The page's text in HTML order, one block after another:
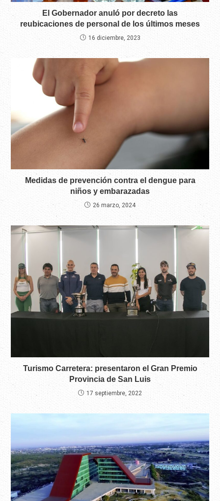
El Gobernador anuló por decreto las
reubicaciones de personal de los últimos meses
16 diciembre, 2023
Medidas de prevención contra el dengue para
niños y embarazadas
26 marzo, 2024
Turismo Carretera: presentaron el Gran Premio
Provincia de San Luis
17 septiembre, 2022